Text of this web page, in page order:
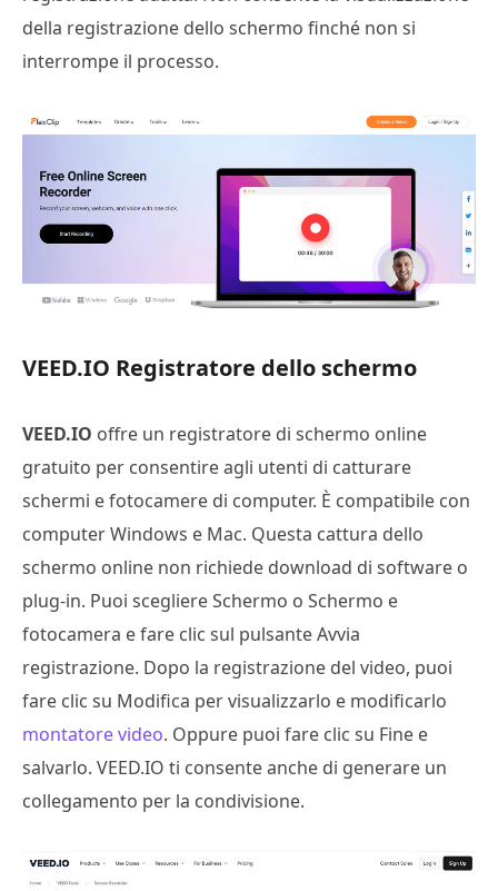
della registrazione dello schermo finché non si
interrompe il processo.
VEED.IO Registratore dello schermo
VEED.IO offre un registratore di schermo online
gratuito per consentire agli utenti di catturare
schermi e fotocamere di computer. È compatibile con
computer Windows e Mac. Questa cattura dello
schermo online non richiede download di software o
plug-in. Puoi scegliere Schermo o Schermo e
fotocamera e fare clic sul pulsante Avvia
registrazione. Dopo la registrazione del video, puoi
fare clic su Modifica per visualizzarlo e modificarlo
montatore video. Oppure puoi fare clic su Fine e
salvarlo. VEED.IO ti consente anche di generare un
collegamento per la condivisione.